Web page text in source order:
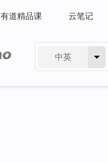
有道精品课 云笔记
中英